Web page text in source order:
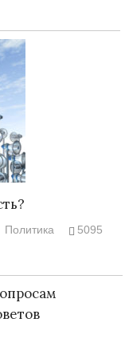
Политика 5095